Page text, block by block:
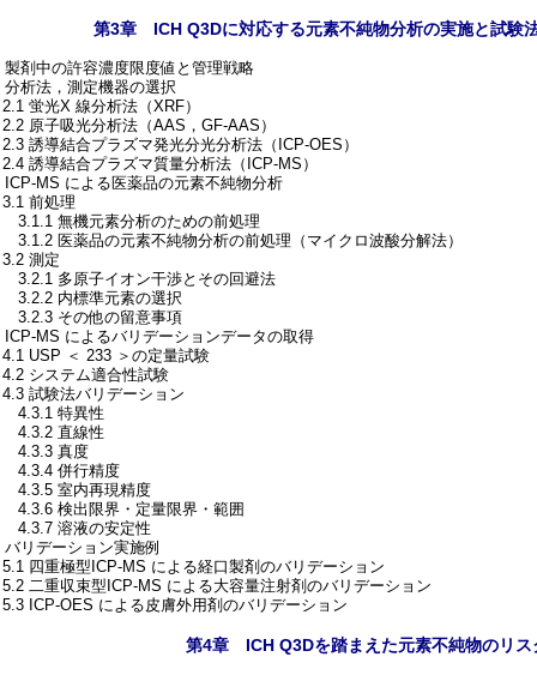
第3章 ICH Q3Dに対応する元素不純物分析の実施と試験
製剤中の許容濃度限度値と管理戦略
分析法，測定機器の選択
蛍光X 線分析法（XRF）
原子吸光分析法（AAS，GF-AAS）
誘導結合プラズマ発光分光分析法（ICP-OES）
誘導結合プラズマ質量分析法（ICP-MS）
ICP-MS による医薬品の元素不純物分析
前処理
無機元素分析のための前処理
医薬品の元素不純物分析の前処理（マイクロ波酸分解法）
測定
多原子イオン干渉とその回避法
内標準元素の選択
その他の留意事項
ICP-MS によるバリデーションデータの取得
USP ＜ 233 ＞の定量試験
システム適合性試験
試験法バリデーション
特異性
直線性
真度
併行精度
室内再現精度
検出限界・定量限界・範囲
溶液の安定性
バリデーション実施例
四重極型ICP-MS による経口製剤のバリデーション
二重収束型ICP-MS による大容量注射剤のバリデーション
ICP-OES による皮膚外用剤のバリデーション
第4章 ICH Q3Dを踏まえた元素不純物のリス